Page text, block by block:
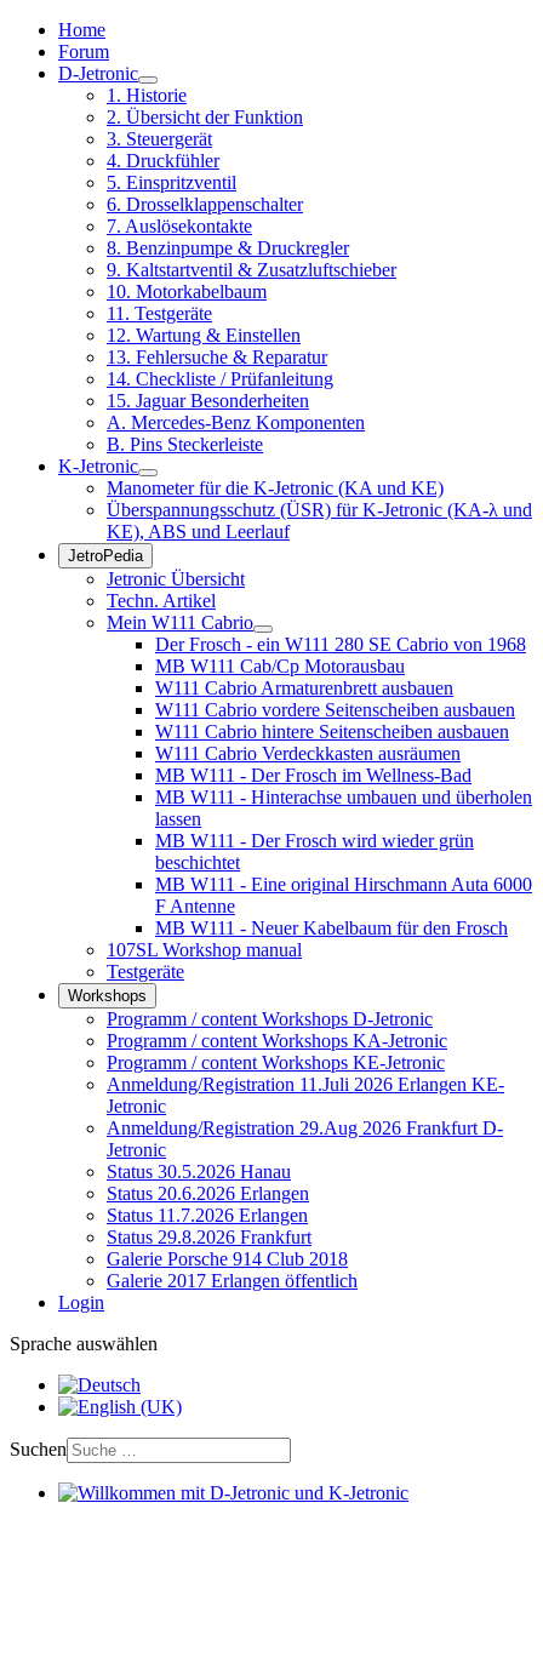
Home
Forum
D-Jetronic
1. Historie
2. Übersicht der Funktion
3. Steuergerät
4. Druckfühler
5. Einspritzventil
6. Drosselklappenschalter
7. Auslösekontakte
8. Benzinpumpe & Druckregler
9. Kaltstartventil & Zusatzluftschieber
10. Motorkabelbaum
11. Testgeräte
12. Wartung & Einstellen
13. Fehlersuche & Reparatur
14. Checkliste / Prüfanleitung
15. Jaguar Besonderheiten
A. Mercedes-Benz Komponenten
B. Pins Steckerleiste
K-Jetronic
Manometer für die K-Jetronic (KA und KE)
Überspannungsschutz (ÜSR) für K-Jetronic (KA-λ und
KE), ABS und Leerlauf
JetroPedia
Jetronic Übersicht
Techn. Artikel
Mein W111 Cabrio
Der Frosch - ein W111 280 SE Cabrio von 1968
MB W111 Cab/Cp Motorausbau
W111 Cabrio Armaturenbrett ausbauen
W111 Cabrio vordere Seitenscheiben ausbauen
W111 Cabrio hintere Seitenscheiben ausbauen
W111 Cabrio Verdeckkasten ausräumen
MB W111 - Der Frosch im Wellness-Bad
MB W111 - Hinterachse umbauen und überholen
lassen
MB W111 - Der Frosch wird wieder grün
beschichtet
MB W111 - Eine original Hirschmann Auta 6000
F Antenne
MB W111 - Neuer Kabelbaum für den Frosch
107SL Workshop manual
Testgeräte
Workshops
Programm / content Workshops D-Jetronic
Programm / content Workshops KA-Jetronic
Programm / content Workshops KE-Jetronic
Anmeldung/Registration 11.Juli 2026 Erlangen KE-
Jetronic
Anmeldung/Registration 29.Aug 2026 Frankfurt D-
Jetronic
Status 30.5.2026 Hanau
Status 20.6.2026 Erlangen
Status 11.7.2026 Erlangen
Status 29.8.2026 Frankfurt
Galerie Porsche 914 Club 2018
Galerie 2017 Erlangen öffentlich
Login
Sprache auswählen
Suchen